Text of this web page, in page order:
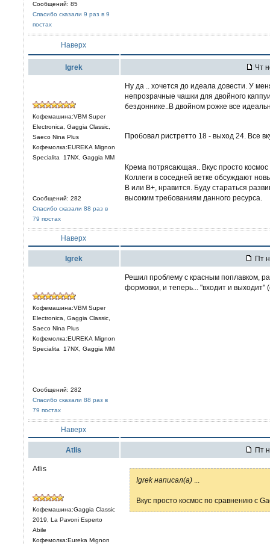
Сообщений: 85
Спасибо сказали 9 раз в 9
постах
Наверх
Igrek Чт
Кофемашина:VBM Super
Electronica, Gaggia Classic,
Saeco Nina Plus
Кофемолка:EUREKA Mignon
Specialita 17NX, Gaggia MM
Сообщений: 282
Спасибо сказали 88 раз в
79 постах
Ну да .. хочется до идеала довести. У
непрозрачные чашки для двойного
бездоннике..В двойном рожке все
Пробовал ристретто 18 - выход 24. Все
Крема потрясающая.. Вкус просто
Коллеги в соседней ветке обсуждают
В или В+, нравится. Буду стараться
высоким требованиям данного ресурса.
Наверх
Igrek Пт
Кофемашина:VBM Super
Electronica, Gaggia Classic,
Saeco Nina Plus
Кофемолка:EUREKA Mignon
Specialita 17NX, Gaggia MM
Сообщений: 282
Спасибо сказали 88 раз в
79 постах
Решил проблему с красным поплавком,
формовки, и теперь... "входит и выходит"
Наверх
Atlis Пт
Atlis
Кофемашина:Gaggia Classic
2019, La Pavoni Esperto
Abile
Кофемолка:Eureka Mignon
Igrek написал(а)
Вкус просто космос по сравнению с